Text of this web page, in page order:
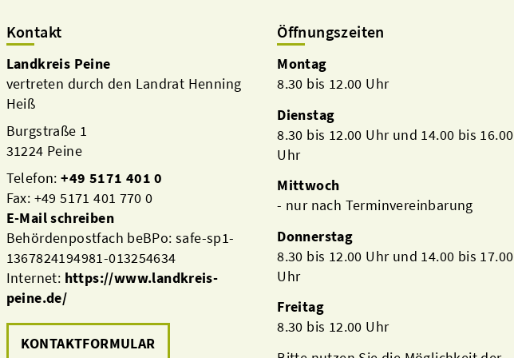
Kontakt
Landkreis Peine
vertreten durch den Landrat Henning
Heiß
Burgstraße 1
31224 Peine
Telefon:+49 5171 401 0
Fax: +49 5171 401 770 0
E-Mail schreiben
Behördenpostfach beBPo: safe-sp1-
1367824194981-013254634
Internet: https://www.landkreis-
peine.de/
KONTAKTFORMULAR
Öffnungszeiten
Montag
8.30 bis 12.00 Uhr
Dienstag
8.30 bis 12.00 Uhr und 14.00 bis 16.00
Uhr
Mittwoch
- nur nach Terminvereinbarung
Donnerstag
8.30 bis 12.00 Uhr und 14.00 bis 17.00
Uhr
Freitag
8.30 bis 12.00 Uhr